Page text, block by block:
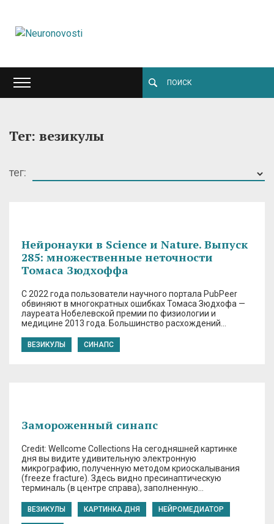
Тег: везикулы
тег:
Нейронауки в Science и Nature. Выпуск
285: множественные неточности
Томаса Зюдхоффа
С 2022 года пользователи научного портала PubPeer
обвиняют в многократных ошибках Томаса Зюдхофа —
лауреата Нобелевской премии по физиологии и
медицине 2013 года. Большинство расхождений…
ВЕЗИКУЛЫ СИНАПС
Замороженный синапс
Credit: Wellcome Collections На сегодняшней картинке
дня вы видите удивительную электронную
микрографию, полученную методом криоскалывания
(freeze fracture). Здесь видно пресинаптическую
терминаль (в центре справа), заполненную…
ВЕЗИКУЛЫ КАРТИНКА ДНЯ НЕЙРОМЕДИАТОР